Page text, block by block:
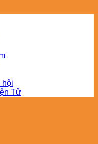
hội
Tử